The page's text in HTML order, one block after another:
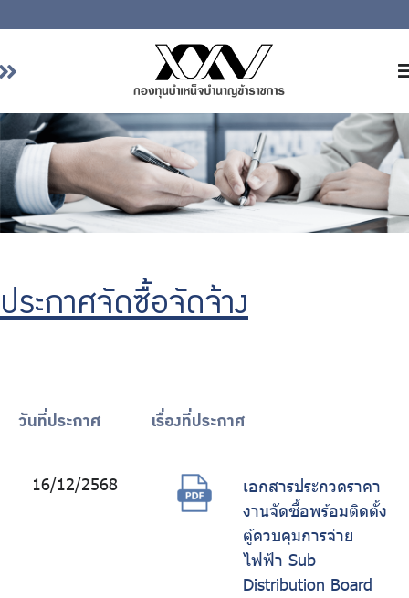
หน้าหลัก
เกี่ยวกับ กบข.
บริการสมาชิก
ลงทุน
รายงานผลการดำเนินงาน
ร่วมงานกับเรา
ประกาศจัดซื้อจัดจ้าง
วันที่ประกาศ เรื่องที่ประกาศ
16/12/2568
เอกสารประกวดราคา
งานจัดซื้อพร้อมติดตั้ง
ตู้ควบคุมการจ่าย
ไฟฟ้า Sub
Distribution Board